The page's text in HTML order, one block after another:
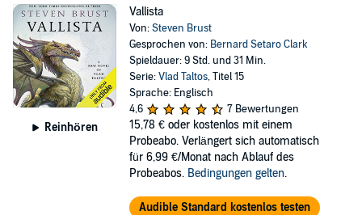
Reinhören
Vallista
Von:Steven Brust
Gesprochen von: Bernard Setaro Clark
Spieldauer: 9 Std. und 31 Min.
Serie:Vlad Taltos, Titel 15
Sprache: Englisch
4,6
7 Bewertungen
15,78 € oder kostenlos mit einem
Probeabo. Verlängert sich automatisch
für 6,99 €/Monat nach Ablauf des
Probeabos. Bedingungen gelten.
Audible Standard kostenlos testen